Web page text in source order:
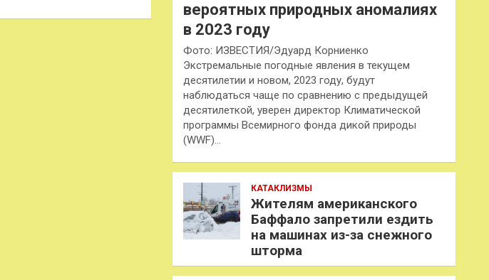
вероятных природных аномалиях
в 2023 году
Фото: ИЗВЕСТИЯ/Эдуард Корниенко
Экстремальные погодные явления в текущем
десятилетии и новом, 2023 году, будут
наблюдаться чаще по сравнению с предыдущей
десятилеткой, уверен директор Климатической
программы Всемирного фонда дикой природы
(WWF)…
КАТАКЛИЗМЫ
Жителям американского
Баффало запретили ездить
на машинах из-за снежного
шторма